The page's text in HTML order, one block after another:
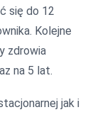
się do 12
Kolejne
zdrowia
na 5 lat.
jak i